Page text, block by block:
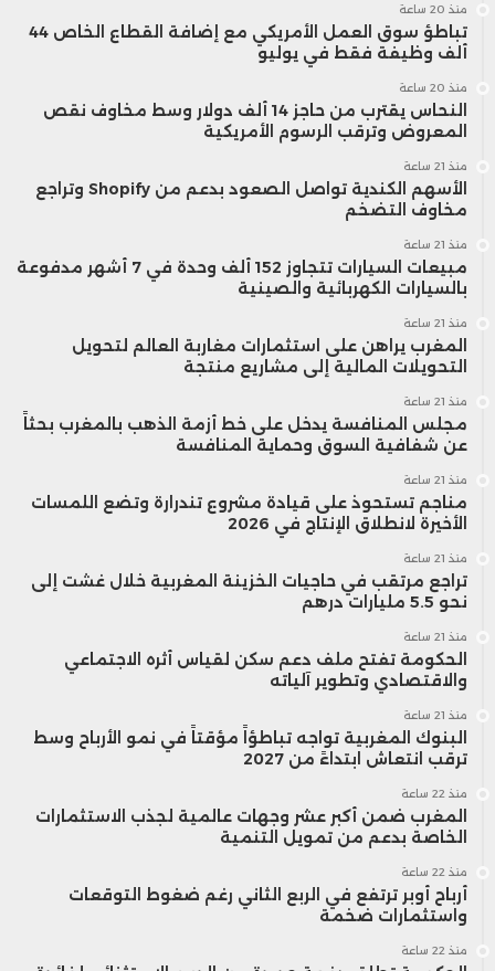
منذ 20 ساعة
تباطؤ سوق العمل الأمريكي مع إضافة القطاع الخاص 44
ألف وظيفة فقط في يوليو
منذ 20 ساعة
النحاس يقترب من حاجز 14 ألف دولار وسط مخاوف نقص
المعروض وترقب الرسوم الأمريكية
منذ 21 ساعة
الأسهم الكندية تواصل الصعود بدعم من Shopify وتراجع
مخاوف التضخم
منذ 21 ساعة
مبيعات السيارات تتجاوز 152 ألف وحدة في 7 أشهر مدفوعة
بالسيارات الكهربائية والصينية
منذ 21 ساعة
المغرب يراهن على استثمارات مغاربة العالم لتحويل
التحويلات المالية إلى مشاريع منتجة
منذ 21 ساعة
مجلس المنافسة يدخل على خط أزمة الذهب بالمغرب بحثاً
عن شفافية السوق وحماية المنافسة
منذ 21 ساعة
مناجم تستحوذ على قيادة مشروع تندرارة وتضع اللمسات
الأخيرة لانطلاق الإنتاج في 2026
منذ 21 ساعة
تراجع مرتقب في حاجيات الخزينة المغربية خلال غشت إلى
نحو 5.5 مليارات درهم
منذ 21 ساعة
الحكومة تفتح ملف دعم سكن لقياس أثره الاجتماعي
والاقتصادي وتطوير آلياته
منذ 21 ساعة
البنوك المغربية تواجه تباطؤاً مؤقتاً في نمو الأرباح وسط
ترقب انتعاش ابتداءً من 2027
منذ 22 ساعة
المغرب ضمن أكبر عشر وجهات عالمية لجذب الاستثمارات
الخاصة بدعم من تمويل التنمية
منذ 22 ساعة
أرباح أوبر ترتفع في الربع الثاني رغم ضغوط التوقعات
واستثمارات ضخمة
منذ 22 ساعة